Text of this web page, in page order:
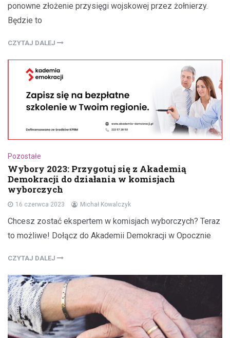
ponowne złożenie przysięgi wojskowej przez żołnierzy.
Będzie to
CZYTAJ DALEJ
Pozostałe
Wybory 2023: Przygotuj się z Akademią
Demokracji do działania w komisjach
wyborczych
16 czerwca 2023 Michał Kowalczyk
Chcesz zostać ekspertem w komisjach wyborczych? Teraz
to możliwe! Dołącz do Akademii Demokracji w Opocznie
CZYTAJ DALEJ